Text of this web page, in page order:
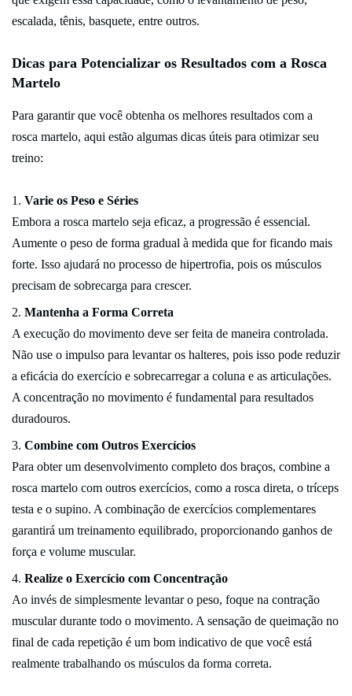
escalada, tênis, basquete, entre outros.
Dicas para Potencializar os Resultados com a Rosca
Martelo
Para garantir que você obtenha os melhores resultados com a
rosca martelo, aqui estão algumas dicas úteis para otimizar seu
treino:
Varie os Peso e Séries
Embora a rosca martelo seja eficaz, a progressão é essencial.
Aumente o peso de forma gradual à medida que for ficando mais
forte. Isso ajudará no processo de hipertrofia, pois os músculos
precisam de sobrecarga para crescer.
Mantenha a Forma Correta
A execução do movimento deve ser feita de maneira controlada.
Não use o impulso para levantar os halteres, pois isso pode reduzir
a eficácia do exercício e sobrecarregar a coluna e as articulações.
A concentração no movimento é fundamental para resultados
duradouros.
Combine com Outros Exercícios
Para obter um desenvolvimento completo dos braços, combine a
rosca martelo com outros exercícios, como a rosca direta, o tríceps
testa e o supino. A combinação de exercícios complementares
garantirá um treinamento equilibrado, proporcionando ganhos de
força e volume muscular.
Realize o Exercício com Concentração
Ao invés de simplesmente levantar o peso, foque na contração
muscular durante todo o movimento. A sensação de queimação no
final de cada repetição é um bom indicativo de que você está
realmente trabalhando os músculos da forma correta.